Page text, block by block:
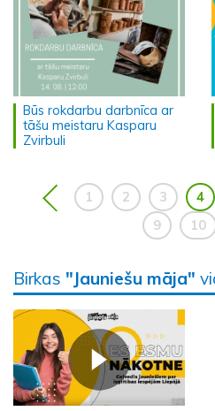
Būs rokdarbu darbnīca ar
tāšu meistaru Kasparu
Zvirbuli
1 2 3 4
9
10
Birkas "Jauniešu māja"